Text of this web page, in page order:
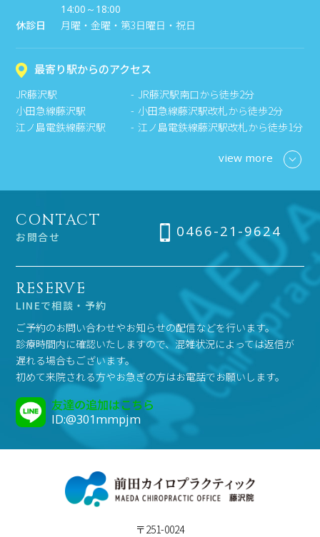
14:00～18:00
休診日 月曜・金曜・第3日曜日・祝日
最寄り駅からのアクセス
JR藤沢駅
JR藤沢駅南口から徒歩2分
小田急線藤沢駅
小田急線藤沢駅改札から徒歩2分
江ノ島電鉄線藤沢駅
江ノ島電鉄線藤沢駅改札から徒歩1分
view more
CONTACT
お問合せ 0466-21-9624
RESERVE
LINEで相談・予約
ご予約のお問い合わせやお知らせの配信などを行います。
診療時間内に確認いたしますので、混雑状況によっては返信が
遅れる場合もございます。
初めて来院される方やお急ぎの方はお電話でお願いします。
友達の追加はこちら
ID:@301mmpjm
〒251-0024